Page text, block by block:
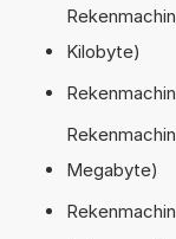
Kilobyte)
Megabyte)